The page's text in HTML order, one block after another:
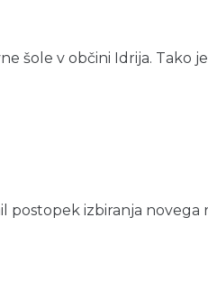
šole v občini Idrija. Tako je
izbiranja novega